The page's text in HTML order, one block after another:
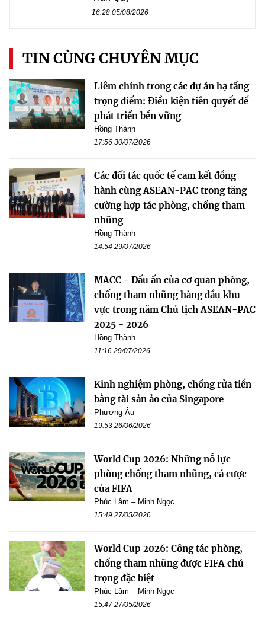
16:28 05/08/2026
TIN CÙNG CHUYÊN MỤC
Liêm chính trong các dự án hạ tầng
trọng điểm: Điều kiện tiên quyết để
phát triển bền vững
Hồng Thành
17:56 30/07/2026
Các đối tác quốc tế cam kết đồng
hành cùng ASEAN-PAC trong tăng
cường hợp tác phòng, chống tham
nhũng
Hồng Thành
14:54 29/07/2026
MACC - Dấu ấn của cơ quan phòng,
chống tham nhũng hàng đầu khu
vực trong năm Chủ tịch ASEAN-PAC
2025 - 2026
Hồng Thành
11:16 29/07/2026
Kinh nghiệm phòng, chống rửa tiền
bằng tài sản ảo của Singapore
Phương Âu
19:53 26/06/2026
World Cup 2026: Những nỗ lực
phòng chống tham nhũng, cá cược
của FIFA
Phúc Lâm – Minh Ngọc
15:49 27/05/2026
World Cup 2026: Công tác phòng,
chống tham nhũng được FIFA chú
trọng đặc biệt
Phúc Lâm – Minh Ngọc
15:47 27/05/2026